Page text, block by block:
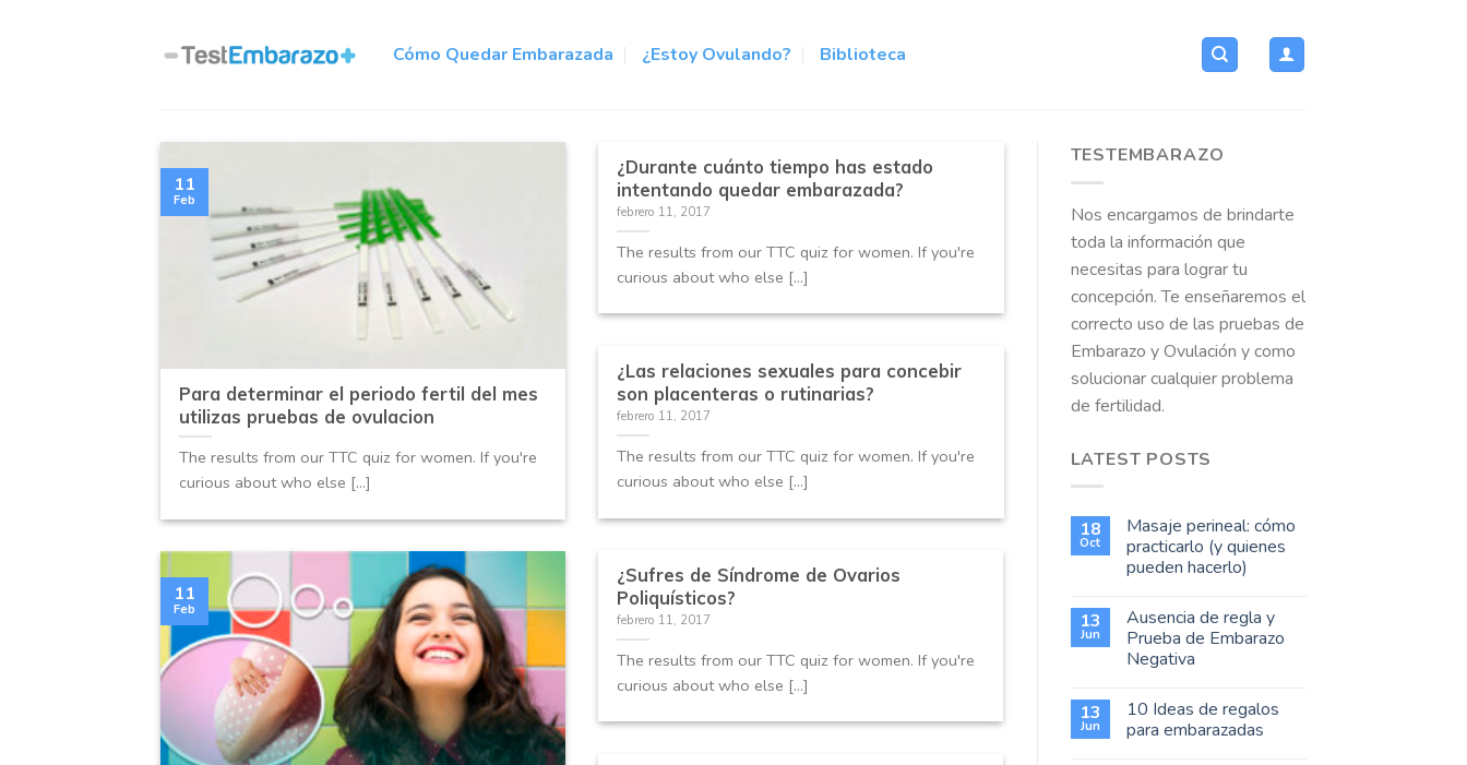
Cómo Quedar Embarazada ¿Estoy Ovulando? Biblioteca
Para determinar el periodo fertil del mes
utilizas pruebas de ovulacion
The results from our TTC quiz for women. If you're
curious about who else [...]
11
Feb
¿Durante cuánto tiempo has estado
intentando quedar embarazada?
febrero 11, 2017
The results from our TTC quiz for women. If you're
curious about who else [...]
¿Las relaciones sexuales para concebir
son placenteras o rutinarias?
febrero 11, 2017
The results from our TTC quiz for women. If you're
curious about who else [...]
¿Sufres de Síndrome de Ovarios
Poliquísticos?
febrero 11, 2017
The results from our TTC quiz for women. If you're
curious about who else [...]
11
Feb
TESTEMBARAZO
Nos encargamos de brindarte
toda la información que
necesitas para lograr tu
concepción. Te enseñaremos el
correcto uso de las pruebas de
Embarazo y Ovulación y como
solucionar cualquier problema
de fertilidad.
LATEST POSTS
18
Oct
Masaje perineal: cómo
practicarlo (y quienes
pueden hacerlo)
13
Jun
Ausencia de regla y
Prueba de Embarazo
Negativa
13
Jun
10 Ideas de regalos
para embarazadas